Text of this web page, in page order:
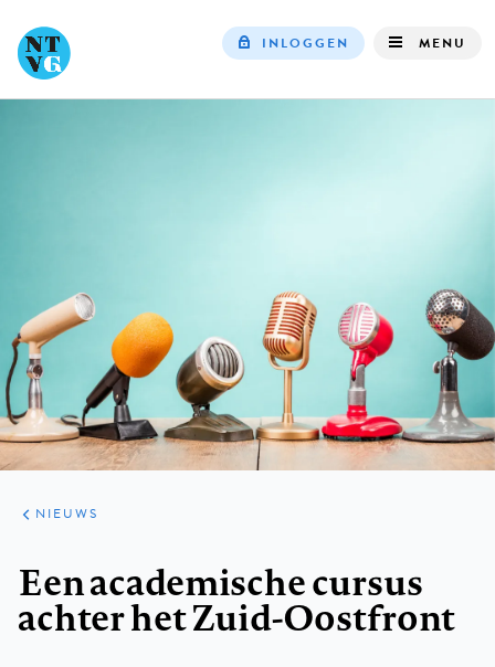
INLOGGEN MENU
ARTIKELEN
HET
KORT
NIEUWS
Een academische cursus
achter het Zuid-Oostfront